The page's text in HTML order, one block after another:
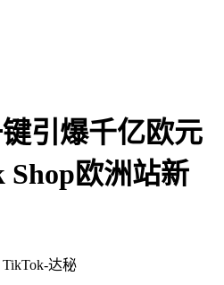
引爆千亿欧元
欧洲站新
TikTok-达秘